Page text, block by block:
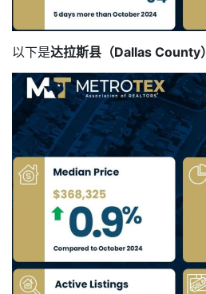
以下是达拉斯县（Dallas County）